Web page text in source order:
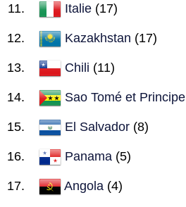
Italie (17)
Kazakhstan (17)
Chili (11)
Sao Tomé et Principe
El Salvador (8)
Panama (5)
Angola (4)